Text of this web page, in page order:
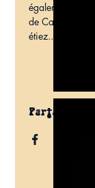
également le
de Cat
étiez...
Partager ce